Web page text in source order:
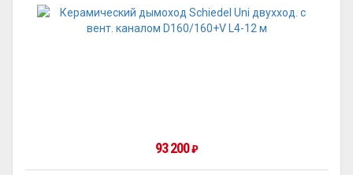
93 200₽